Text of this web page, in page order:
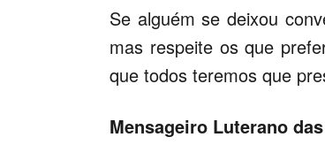
Se alguém se deixou
mas respeite os que
que todos teremos que
Mensageiro Luterano